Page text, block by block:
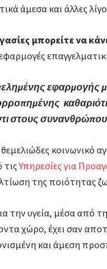
άμεσα και άλλες
μπορείτε να
εφαρμογής
στους
κοινωνικό
τιςΥπηρεσίες για
της ποιότητας
την υγεία, μέσα από
χώρο, έχει σαν
και άμεση